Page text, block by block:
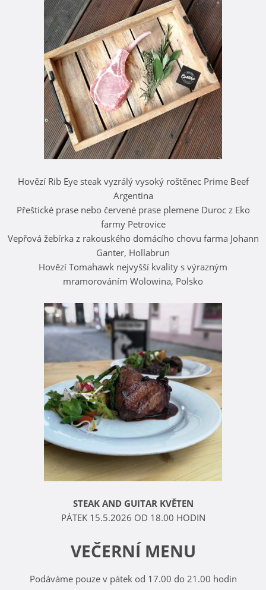
Hovězí Rib Eye steak vyzrálý vysoký roštěnec Prime Beef
Argentina
Přeštické prase nebo červené prase plemene Duroc z Eko
farmy Petrovice
Vepřová žebírka z rakouského domácího chovu farma Johann
Ganter, Hollabrun
Hovězí Tomahawk nejvyšší kvality s výrazným
mramorováním Wolowina, Polsko
STEAK AND GUITAR KVĚTEN
PÁTEK 15.5.2026 OD 18.00 HODIN
VEČERNÍ MENU
Podáváme pouze v pátek od 17.00 do 21.00 hodin